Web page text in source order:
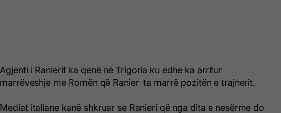
Agjenti i Ranierit ka qenë në Trigoria ku edhe ka arritur
marrëveshje me Romën që Ranieri ta marrë pozitën e trajnerit.
Mediat italiane kanë shkruar se Ranieri që nga dita e nesërme do